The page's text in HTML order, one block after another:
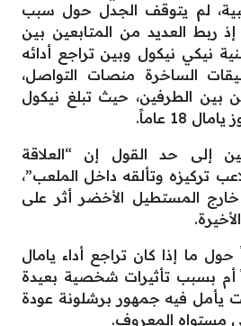
لم يتوقف الجدل حول سبب
ربط العديد من المتابعين بين
نيكي نيكول وبين تراجع أدائه
الساخرة منصات التواصل،
بين الطرفين، حيث تبلغ نيكول
إلى حد القول إن “العلاقة
تركيزه وتألقه داخل الملعب”،
المستطيل الأخضر أثر على
ما إذا كان تراجع أداء يامال
أم بسبب تأثيرات شخصية بعيدة
يأمل فيه جمهور برشلونة عودة
مستواه المعروف.